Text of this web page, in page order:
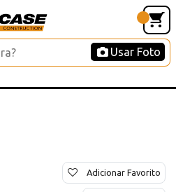
Usar Foto
Adicionar Favorito